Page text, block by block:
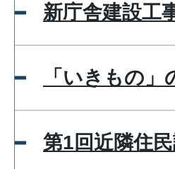
新庁舎建設工
「いきもの」
第1回近隣住